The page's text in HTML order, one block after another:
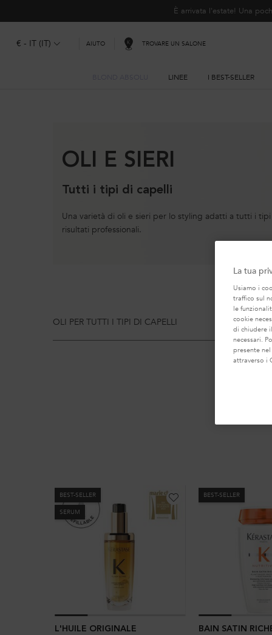
È arrivata l'estate! Una
€ - IT (IT) AIUTO TROVARE UN SALONE
LINEE I BEST-SELLER
OLI E SIERI
Tutti i tipi di capelli
Una varietà di oli e sieri per lo styling adatti a tutti i
risultati professionali.
OLI PER TUTTI I TIPI DI CAPELLI
BEST-SELLER
SERUM
L'HUILE ORIGINALE
BEST-SELLER
BAIN SATIN
La tua
Usiamo i
traffico sul
le
cookie
di chiudere
necessari.
presente
attraverso i